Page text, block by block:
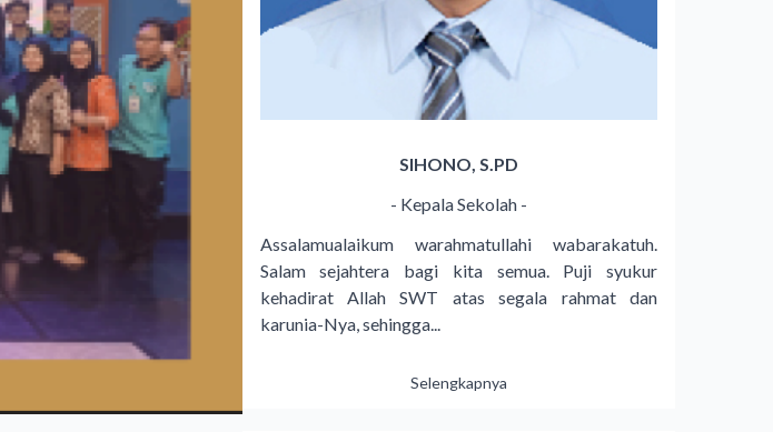
SIHONO, S.PD
- Kepala Sekolah -
Assalamualaikum warahmatullahi wabarakatuh.
Salam sejahtera bagi kita semua. Puji syukur
kehadirat Allah SWT atas segala rahmat dan
karunia-Nya, sehingga...
Selengkapnya